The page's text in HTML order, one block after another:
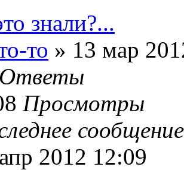
знали?...
то » 13 мар
Ответы
Просмотры
2012 12:09